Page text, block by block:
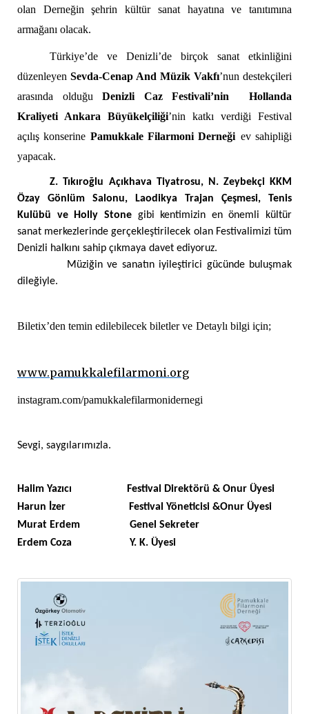
olan Derneğin şehrin kültür sanat hayatına ve tanıtımına
armağanı olacak.
Türkiye’de ve Denizli’de birçok sanat etkinliğini
düzenleyen Sevda-Cenap And Müzik Vakfı’nun destekçileri
arasında olduğu Denizli Caz Festivali’nin
Hollanda
Kraliyeti Ankara Büyükelçiliği’nin katkı verdiği Festival
açılış konserine Pamukkale Filarmoni Derneği ev sahipliği
yapacak.
Z. Tıkıroğlu Açıkhava Tiyatrosu, N. Zeybekçi KKM
Özay Gönlüm Salonu, Laodikya Trajan Çeşmesi, Tenis
Kulübü ve Holly Stonegibi kentimizin en önemli kültür
sanat merkezlerinde gerçekleştirilecek olan Festivalimizi tüm
Denizli halkını sahip çıkmaya davet ediyoruz.
Müziğin ve sanatın iyileştirici gücünde buluşmak
dileğiyle.
Biletix’den temin edilebilecek biletler ve Detaylı bilgi için;
www.pamukkalefilarmoni.org
instagram.com/pamukkalefilarmonidernegi
Sevgi, saygılarımızla.
Halim Yazıcı Festival Direktörü & Onur Üyesi
Harun İzer Festival Yöneticisi &Onur Üyesi
Murat Erdem Genel Sekreter
Erdem Coza Y. K. Üyesi